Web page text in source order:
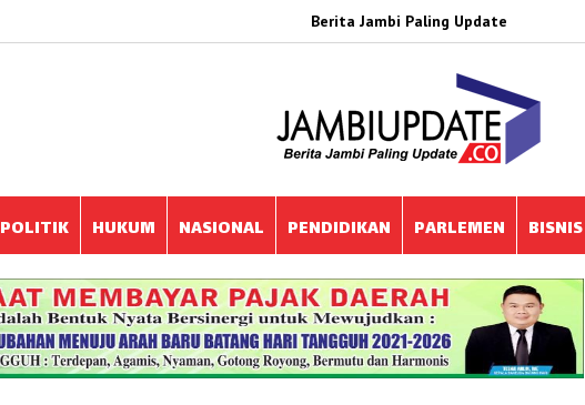
Berita Jambi Paling Update
POLITIK HUKUM NASIONAL PENDIDIKAN PARLEMEN BISNIS